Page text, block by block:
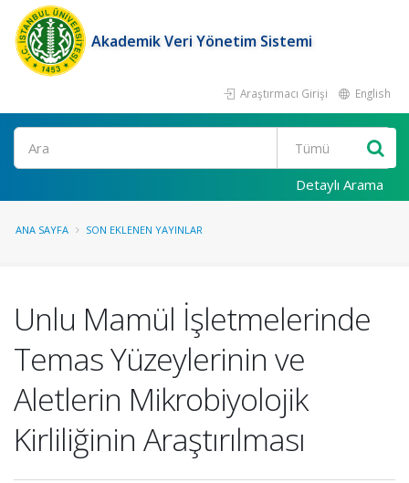
Akademik Veri Yönetim Sistemi
Araştırmacı Girişi English
Ara
Detaylı Arama
ANA SAYFA SON EKLENEN YAYINLAR
Unlu Mamül İşletmelerinde
Temas Yüzeylerinin ve
Aletlerin Mikrobiyolojik
Kirliliğinin Araştırılması